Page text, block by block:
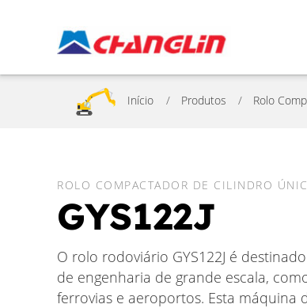
Início Produtos Rolo
ROLO COMPACTADOR DE CILINDRO
GYS122J
O rolo rodoviário GYS122J é
de engenharia de grande escala,
ferrovias e aeroportos. Esta máquina